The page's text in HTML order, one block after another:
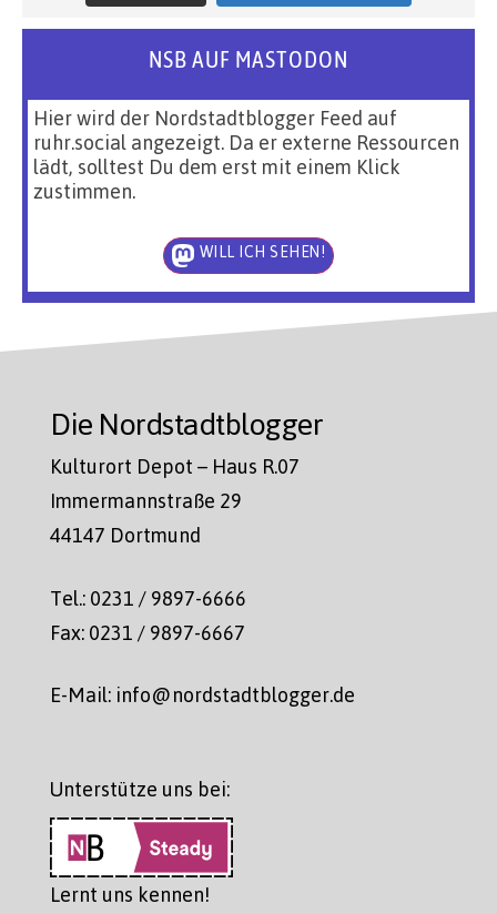
NSB AUF MASTODON
Hier wird der Nordstadtblogger Feed auf
ruhr.social angezeigt. Da er externe Ressourcen
lädt, solltest Du dem erst mit einem Klick
zustimmen.
WILL ICH SEHEN!
Die Nordstadtblogger
Kulturort Depot – Haus R.07
Immermannstraße 29
44147 Dortmund
Tel.: 0231 / 9897-6666
Fax: 0231 / 9897-6667
E-Mail: info@nordstadtblogger.de
Unterstütze uns bei:
Lernt uns kennen!